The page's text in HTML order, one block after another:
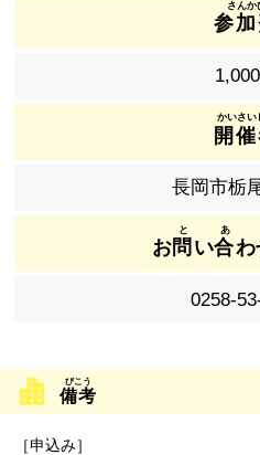
参
開
長岡市栃
お問 い合わ
0258-
備考
［申込み］